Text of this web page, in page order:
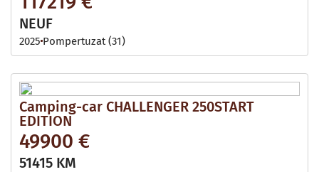
NEUF
2025 Pompertuzat (31)
Camping-car CHALLENGER 250START
EDITION
49900 €
51415 KM